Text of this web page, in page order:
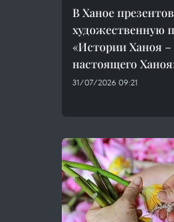
В Ханое
художественную
«Истории Ханоя
настоящего
31/07/2026 09:21